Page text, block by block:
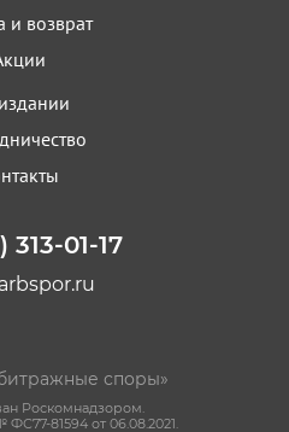
и возврат
313-01-17
споры»
Роскомнадзором.
81594 от 06.08.2021.